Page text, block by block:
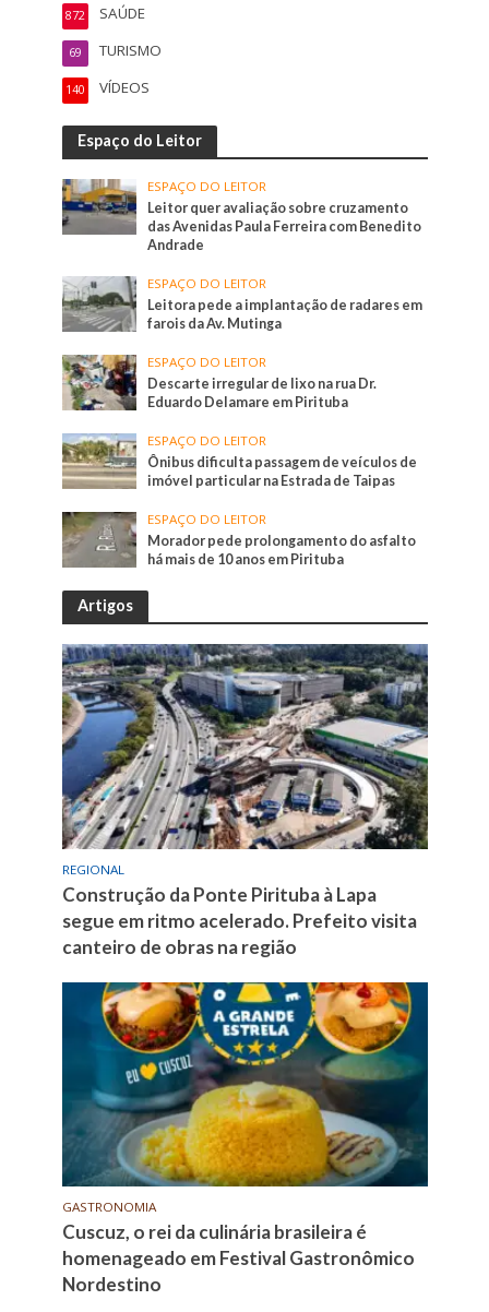
SAÚDE
872
TURISMO
69
VÍDEOS
140
Espaço do Leitor
ESPAÇO DO LEITOR
Leitor quer avaliação sobre cruzamento
das Avenidas Paula Ferreira com Benedito
Andrade
ESPAÇO DO LEITOR
Leitora pede a implantação de radares em
farois da Av. Mutinga
ESPAÇO DO LEITOR
Descarte irregular de lixo na rua Dr.
Eduardo Delamare em Pirituba
ESPAÇO DO LEITOR
Ônibus dificulta passagem de veículos de
imóvel particular na Estrada de Taipas
ESPAÇO DO LEITOR
Morador pede prolongamento do asfalto
há mais de 10 anos em Pirituba
Artigos
REGIONAL
Construção da Ponte Pirituba à Lapa
segue em ritmo acelerado. Prefeito visita
canteiro de obras na região
GASTRONOMIA
Cuscuz, o rei da culinária brasileira é
homenageado em Festival Gastronômico
Nordestino